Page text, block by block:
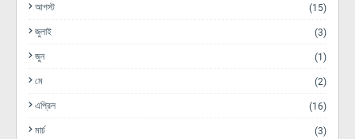
আগস্ট (15)
জুলাই (3)
জুন (1)
মে (2)
এপ্রিল (16)
মার্চ (3)